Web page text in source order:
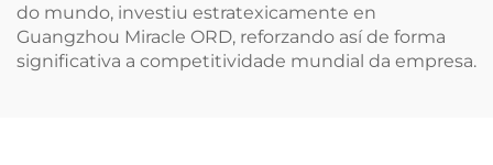
do mundo, investiu estratexicamente en
Guangzhou Miracle ORD, reforzando así de forma
significativa a competitividade mundial da empresa.